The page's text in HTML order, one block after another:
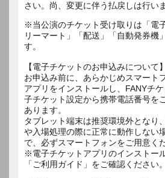
※当公演のチケット受け取りは「電
リーマート」「配送」「自動発券機
す。
【電子チケットのお申込みについて】
お申込み前に、あらかじめスマート
アプリをインストールし、FANYチ
子チケット設定から携帯電話番号を
あります。
タブレット端末は推奨環境外となり
や入場処理の際に正常に動作しない
で、必ずスマートフォンをご用意く
※電子チケットアプリのインストー
「ご利用ガイド」をご確認ください。